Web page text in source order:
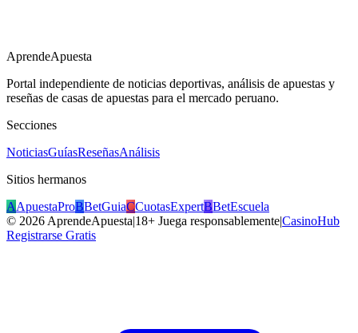
AprendeApuesta
Portal independiente de noticias deportivas, análisis de apuestas y
reseñas de casas de apuestas para el mercado peruano.
Secciones
NoticiasGuíasReseñasAnálisis
Sitios hermanos
AApuestaProBBetGuiaCCuotasExpertBBetEscuela
© 2026AprendeApuesta|18+ Juega responsablemente|CasinoHub
Registrarse Gratis